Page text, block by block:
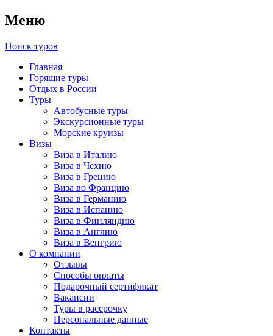
Меню
Поиск туров
Главная
Горящие туры
Отдых в России
Туры
Автобусные туры
Экскурсионные туры
Морские круизы
Визы
Виза в Италию
Виза в Чехию
Виза в Грецию
Виза во Францию
Виза в Германию
Виза в Испанию
Виза в Финляндию
Виза в Англию
Виза в Венгрию
О компании
Отзывы
Способы оплаты
Подарочный сертификат
Вакансии
Туры в рассрочку
Персональные данные
Контакты